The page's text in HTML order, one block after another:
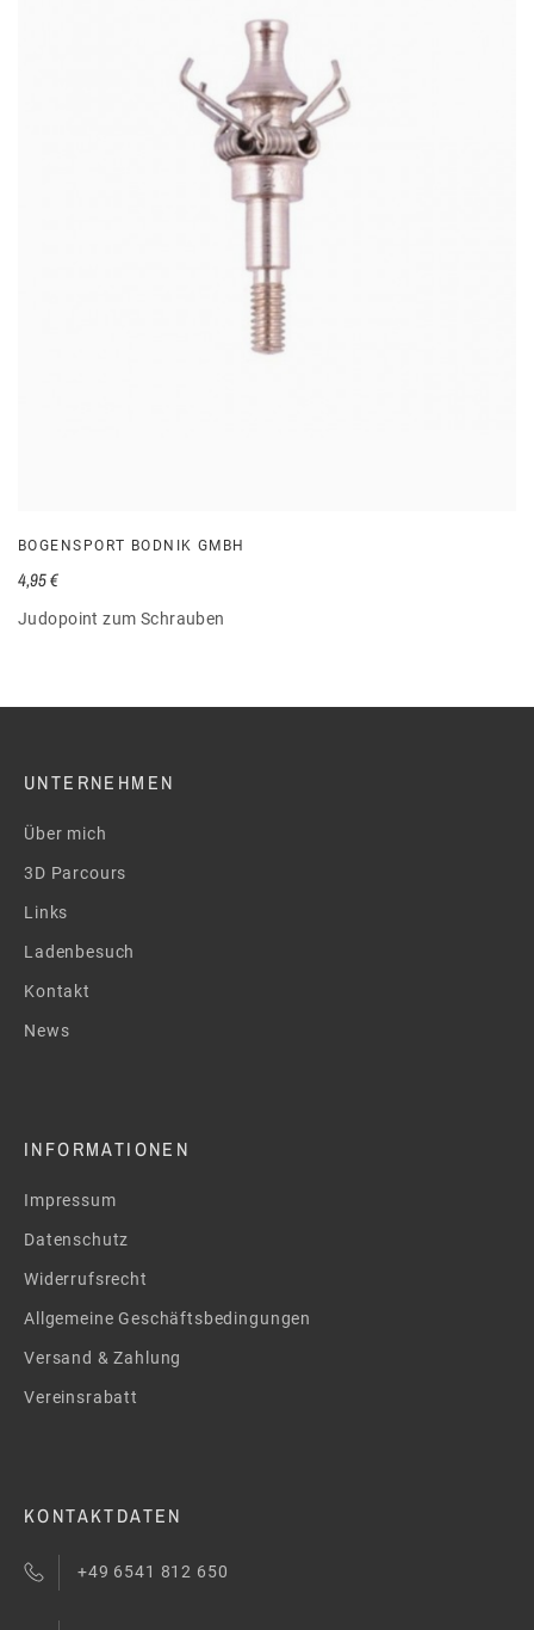
BOGENSPORT BODNIK GMBH
Judopoint zum Schrauben
4,95 €
UNTERNEHMEN
Über mich
3D Parcours
Links
Ladenbesuch
Kontakt
News
INFORMATIONEN
Impressum
Datenschutz
Widerrufsrecht
Allgemeine Geschäftsbedingungen
Versand & Zahlung
Vereinsrabatt
KONTAKTDATEN
+49 6541 812 650